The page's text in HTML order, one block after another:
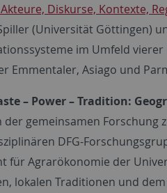
Diskurse, Kontexte,
(Universität Göttingen)
im Umfeld
Emmentaler, Asiago und
– Power – Tradition:
der gemeinsamen Forschung
DFG-
für Agrarökonomie der
lokalen Traditionen und